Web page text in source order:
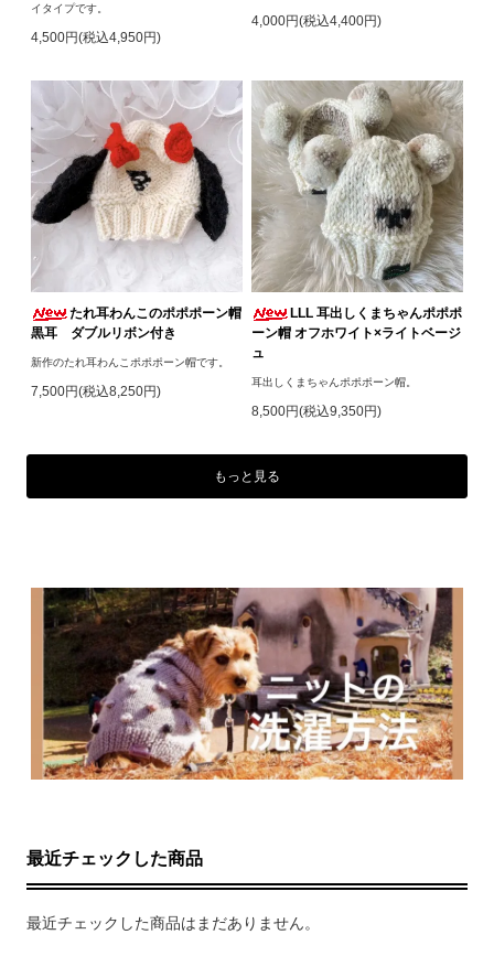
イタイプです。
4,500円(税込4,950円)
4,000円(税込4,400円)
たれ耳わんこのポポポーン帽
黒耳 ダブルリボン付き
新作のたれ耳わんこポポポーン帽です。
7,500円(税込8,250円)
LLL 耳出しくまちゃんポポポ
ーン帽 オフホワイト×ライトベージ
ュ
耳出しくまちゃんポポポーン帽。
8,500円(税込9,350円)
もっと見る
最近チェックした商品
最近チェックした商品はまだありません。